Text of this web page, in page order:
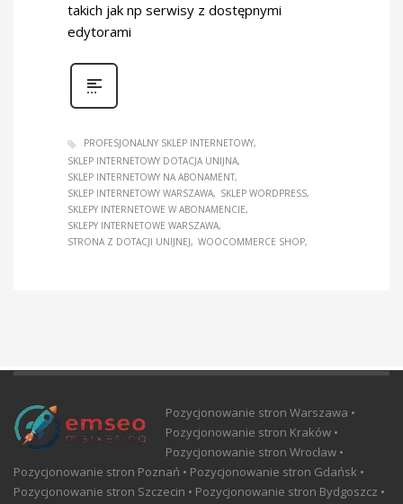
takich jak np serwisy z dostępnymi
edytorami
PROFESJONALNY SKLEP INTERNETOWY
SKLEP INTERNETOWY DOTACJA UNIJNA
SKLEP INTERNETOWY NA ABONAMENT
SKLEP INTERNETOWY WARSZAWA
SKLEP WORDPRESS
SKLEPY INTERNETOWE W ABONAMENCIE
SKLEPY INTERNETOWE WARSZAWA
STRONA Z DOTACJI UNIJNEJ
WOOCOMMERCE SHOP
Pozycjonowanie stron Warszawa •
Pozycjonowanie stron Kraków •
Pozycjonowanie stron Wrocław •
Pozycjonowanie stron Poznań • Pozycjonowanie stron Gdańsk •
Pozycjonowanie stron Szczecin • Pozycjonowanie stron Bydgoszcz •